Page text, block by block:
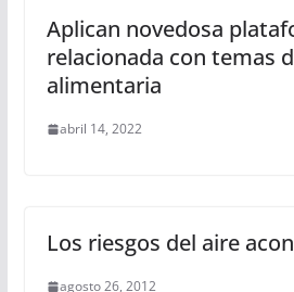
Aplican novedosa
relacionada con temas
alimentaria
abril 14, 2022
Los riesgos del aire
agosto 26, 2012